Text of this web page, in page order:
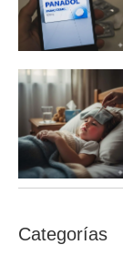
Categorías